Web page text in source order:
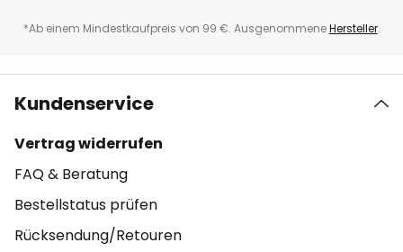
*Ab einem Mindestkaufpreis von 99 €. AusgenommeneHersteller.
Kundenservice
Vertrag widerrufen
FAQ & Beratung
Bestellstatus prüfen
Rücksendung/Retouren